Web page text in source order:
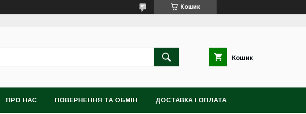
Кошик
Кошик
ПРО НАС ПОВЕРНЕННЯ ТА ОБМІН ДОСТАВКА І ОПЛАТА